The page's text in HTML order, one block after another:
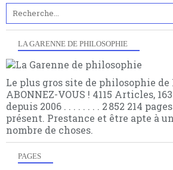
LA GARENNE DE PHILOSOPHIE
Le plus gros site de philosophie de
ABONNEZ-VOUS ! 4115 Articles,
depuis 2006 . . . . . . . . 2 852 214
présent. Prestance et être apte à
nombre de choses.
PAGES